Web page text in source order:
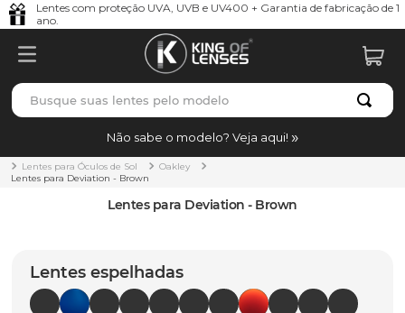
Lentes com proteção UVA, UVB e UV400 + Garantia de fabricação de 1
ano.
Busque suas lentes pelo modelo
Não sabe o modelo? Veja aqui!
Lentes para Óculos de Sol
Oakley
Lentes para Deviation - Brown
Lentes para Deviation - Brown
Lentes espelhadas
TERMOS MAIS BUSCADOS
1º borrachas
holbrook
5º chaves